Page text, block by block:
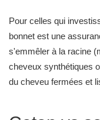
Pour celles qui
bonnet est une
s'emmêler à la racine
cheveux synthétiques
du cheveu fermées et